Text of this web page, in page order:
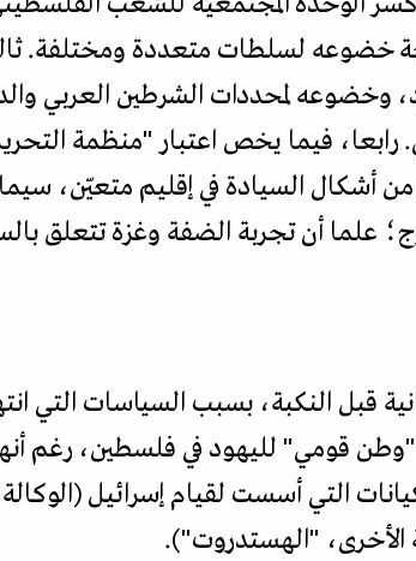
خضوعه لسلطات متعددة ومختلفة.
وخضوعه لمحددات الشرطين العربي
فيما يخص اعتبار "منظمة
السيادة في إقليم متعيّن،
علما أن تجربة الضفة وغزة تتعلق
قبل النكبة، بسبب السياسات التي
"وطن قومي" لليهود في فلسطين، رغم
التي أسست لقيام إسرائيل
الأخرى، "الهستدروت").